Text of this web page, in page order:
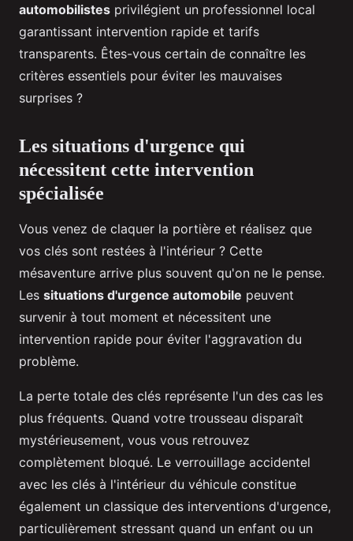
automobilistes privilégient un professionnel local
garantissant intervention rapide et tarifs
transparents. Êtes-vous certain de connaître les
critères essentiels pour éviter les mauvaises
surprises ?
Les situations d'urgence qui
nécessitent cette intervention
spécialisée
Vous venez de claquer la portière et réalisez que
vos clés sont restées à l'intérieur ? Cette
mésaventure arrive plus souvent qu'on ne le pense.
Les situations d'urgence automobile peuvent
survenir à tout moment et nécessitent une
intervention rapide pour éviter l'aggravation du
problème.
La perte totale des clés représente l'un des cas les
plus fréquents. Quand votre trousseau disparaît
mystérieusement, vous vous retrouvez
complètement bloqué. Le verrouillage accidentel
avec les clés à l'intérieur du véhicule constitue
également un classique des interventions d'urgence,
particulièrement stressant quand un enfant ou un